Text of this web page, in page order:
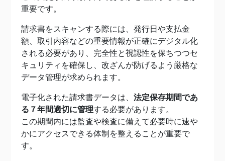
重要です。
請求書をスキャンする際には、発行日や支払金
額、取引内容などの重要情報が正確にデジタル化
される必要があり、完全性と視認性を保ちつつセ
キュリティを確保し、改ざんが防げるよう厳格な
データ管理が求められます。
電子化された請求書データは、 法定保存期間であ
る７年間適切に管理する必要があります。
この期間内には監査や検査に備えて必要時に速や
かにアクセスできる体制を整えることが重要で
す。